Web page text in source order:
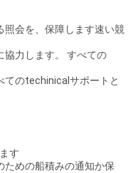
照会を、保障します速い競
協力します。 すべての
てのtechinicalサポートと
す
ための船積みの通知か保